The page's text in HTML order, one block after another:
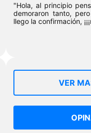
"Hola, al principio
demoraron tanto,
llego la confirmación,
VER